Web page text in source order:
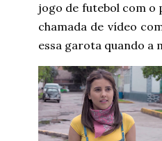
jogo de futebol com o
chamada de vídeo
essa garota quando a